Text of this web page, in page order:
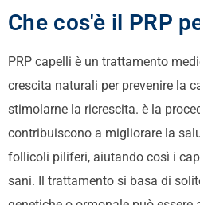
Che cos'è il PRP
PRP capelli è un trattamento
crescita naturali per prevenire la
stimolarne la ricrescita. è la
contribuiscono a migliorare la
follicoli piliferi, aiutando così i
sani. Il trattamento si basa di